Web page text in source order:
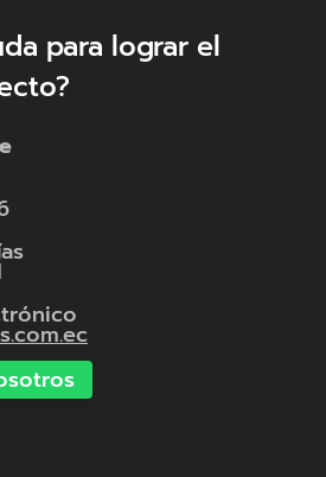
para lograr el